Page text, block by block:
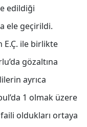
edildiği
ele geçirildi.
E.Ç. ile birlikte
gözaltına
ayrıca
1 olmak üzere
faili oldukları ortaya